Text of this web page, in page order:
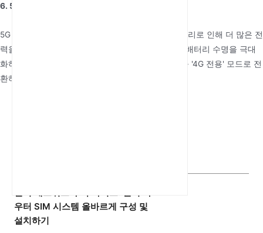
6. 5G 신호가 4G보다 배터리를 더 빨리 소모합니까?
5G 처리는 더 높은 데이터 속도와 더 복잡한 신호 처리로 인해 더 많은 전
력을 필요로 합니다. 고속 연결이 중요하지 않을 때 배터리 수명을 극대
화하기 위해 일부 사용자는 설정 메뉴를 통해 기기를 '4G 전용' 모드로 전
환하는 것을 선택합니다.
우터 SIM 시스템 올바르게 구성 및
설치하기